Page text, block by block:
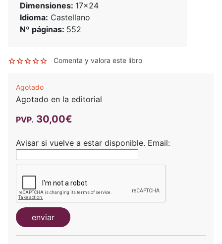
Dimensiones: 17x24
Idioma: Castellano
Nº páginas: 552
Comenta y valora este libro
Agotado
Agotado en la editorial
PVP. 30,00€
Avisar si vuelve a estar disponible. Email:
enviar